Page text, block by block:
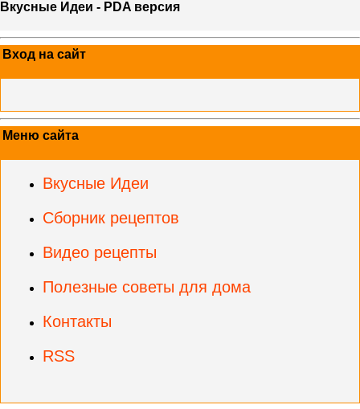
Вкусные Идеи - PDA версия
Вход на сайт
Меню сайта
Вкусные Идеи
Сборник рецептов
Видео рецепты
Полезные советы для дома
Контакты
RSS